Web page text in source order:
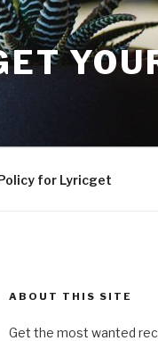
for Lyricget
ABOUT THIS SITE
Get the most wanted